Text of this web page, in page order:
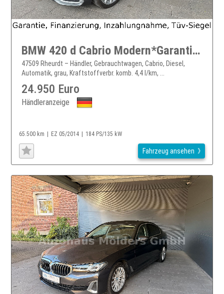
BMW 420 d Cabrio Modern*Garantie*Navi*Head-Up*289EURmtl
47509 Rheurdt – Händler, Gebrauchtwagen, Cabrio, Diesel,
Automatik, grau, Kraftstoffverbr. komb. 4,4 l/km, ...
24.950 Euro
Händleranzeige
65.500 km EZ 05/2014 184 PS/135 kW
Fahrzeug ansehen